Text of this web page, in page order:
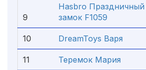
9
Hasbro Праздничный
замок F1059
10 DreamToys Варя
11 Теремок Мария